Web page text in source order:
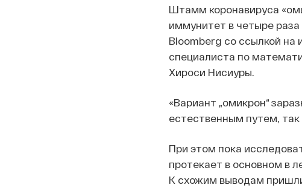
Штамм коронавируса
иммунитет в четыре раза
Bloomberg со ссылкой на
специалиста по
Хироси Нисиуры.
«Вариант „омикрон“
естественным путем,
При этом пока
протекает в основном в
К схожим выводам